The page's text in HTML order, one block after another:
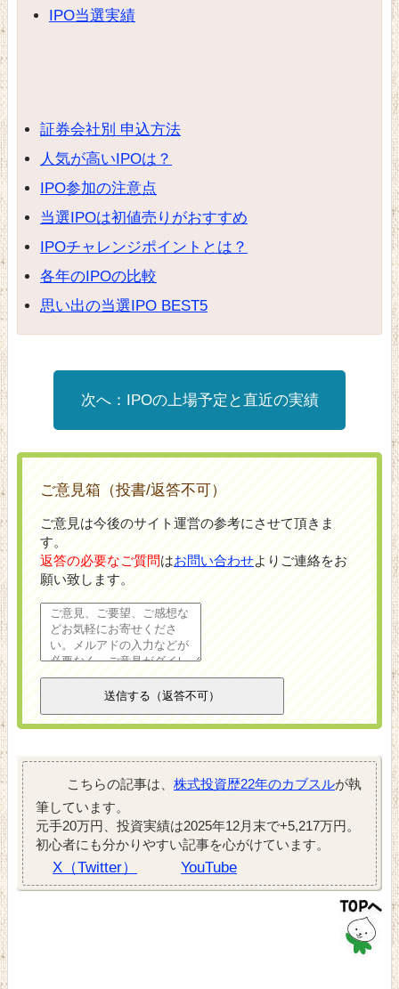
IPO当選実績
証券会社別 申込方法
人気が高いIPOは？
IPO参加の注意点
当選IPOは初値売りがおすすめ
IPOチャレンジポイントとは？
各年のIPOの比較
思い出の当選IPO BEST5
IPOの上場予定と直近の実績
ご意見箱（投書/返答不可）
ご意見は今後のサイト運営の参考にさせて頂きま
す。
返答の必要なご質問はお問い合わせよりご連絡をお
願い致します。
こちらの記事は、 株式投資歴22年のカブスルが執
筆しています。
元手20万円、投資実績は2025年12月末で+5,217万円。
初心者にも分かりやすい記事を心がけています。
X（Twitter） YouTube